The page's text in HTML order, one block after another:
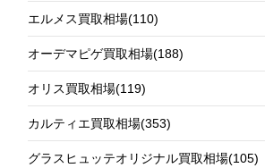
エルメス買取相場(110)
オーデマピゲ買取相場(188)
オリス買取相場(119)
カルティエ買取相場(353)
グラスヒュッテオリジナル買取相場(105)